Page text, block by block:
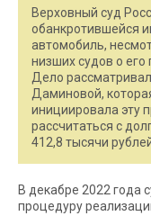
Верховный суд
обанкротившейся
автомобиль,
низших судов о
Дело
Даминовой,
инициировала эту
рассчитаться с
412,8 тысячи
В декабре 2022 года
процедуру